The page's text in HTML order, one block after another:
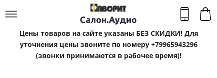
Цены товаров на сайте указаны БЕЗ СКИДКИ! Для
уточнения цены звоните по номеру +79965943296
(звонки принимаются в рабочее время)!